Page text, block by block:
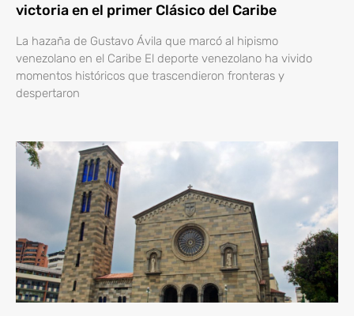
victoria en el primer Clásico del Caribe
La hazaña de Gustavo Ávila que marcó al hipismo
venezolano en el Caribe El deporte venezolano ha vivido
momentos históricos que trascendieron fronteras y
despertaron